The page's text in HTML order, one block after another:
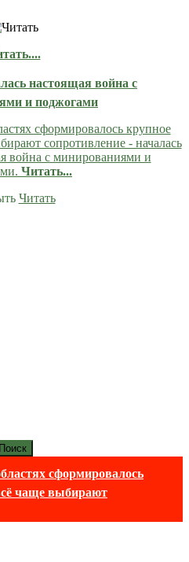
настоящая война с
и поджогами
сформировалось крупное
сопротивление - началась
война с минированиями и
Читать...
Читать
сформировалось
чаще выбирают